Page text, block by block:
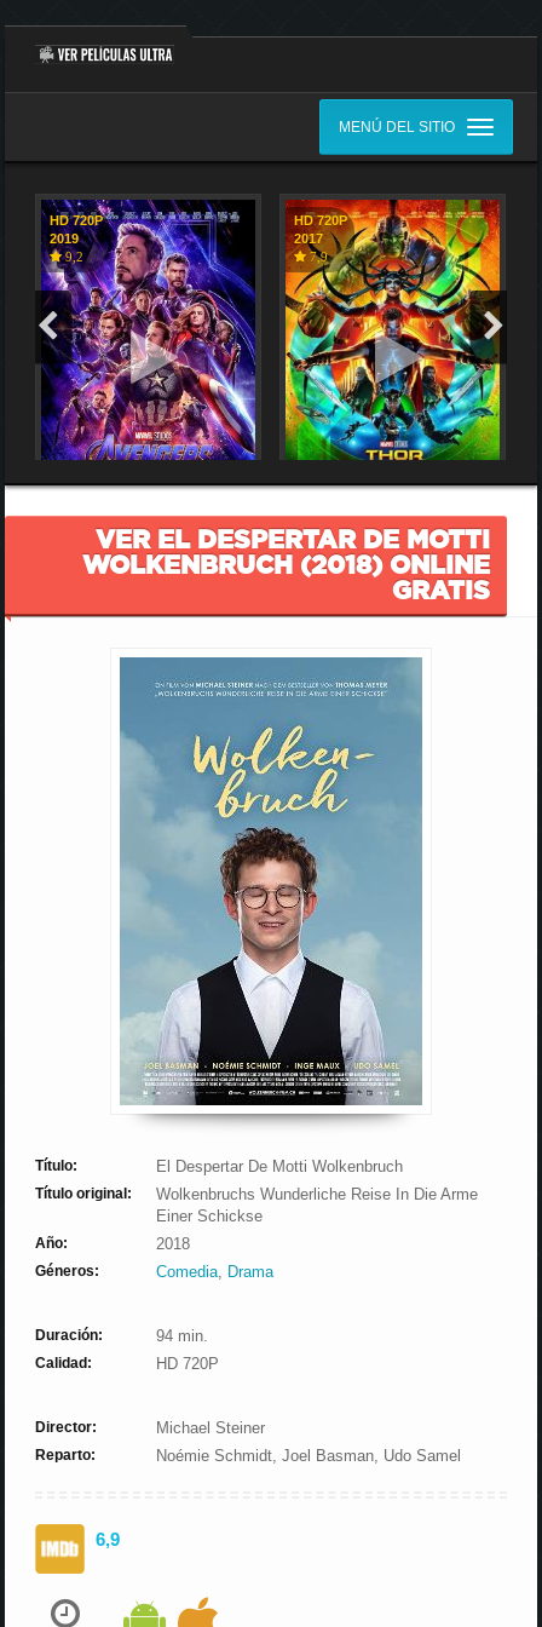
MENÚ DEL SITIO
HD 720P
2019
9,2
HD 720P
2017
7,9
VER EL DESPERTAR DE MOTTI
WOLKENBRUCH (2018) ONLINE
GRATIS
Título: El Despertar De Motti Wolkenbruch
Título original:
Wolkenbruchs Wunderliche Reise In Die Arme
Einer Schickse
Año: 2018
Géneros: Comedia, Drama
Duración: 94 min.
Calidad: HD 720P
Director: Michael Steiner
Reparto: Noémie Schmidt, Joel Basman, Udo Samel
6,9